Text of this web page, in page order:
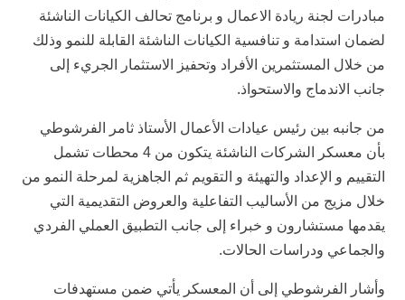
مبادرات لجنة ريادة الاعمال و برنامج تحالف الكيانات الناشئة
لضمان استدامة و تنافسية الكيانات الناشئة القابلة للنمو وذلك
من خلال المستثمرين الأفراد وتحفيز الاستثمار الجريء إلى
جانب الاندماج والاستحواذ.
من جانبه بين رئيس عيادات الأعمال الأستاذ ثامر الفرشوطي
بأن معسكر الشركات الناشئة يتكون من 4 محطات تشمل
التقييم و الإعداد والتهيئة و التقويم ثم الجاهزية لمرحلة النمو من
خلال مزيج من الأساليب التفاعلية والعروض التقديمية التي
يقدمها مستشارون و خبراء إلى جانب التطبيق العملي الفردي
والجماعي ودراسات الحالات.
وأشار الفرشوطي إلى أن المعسكر يأتي ضمن مستهدفات